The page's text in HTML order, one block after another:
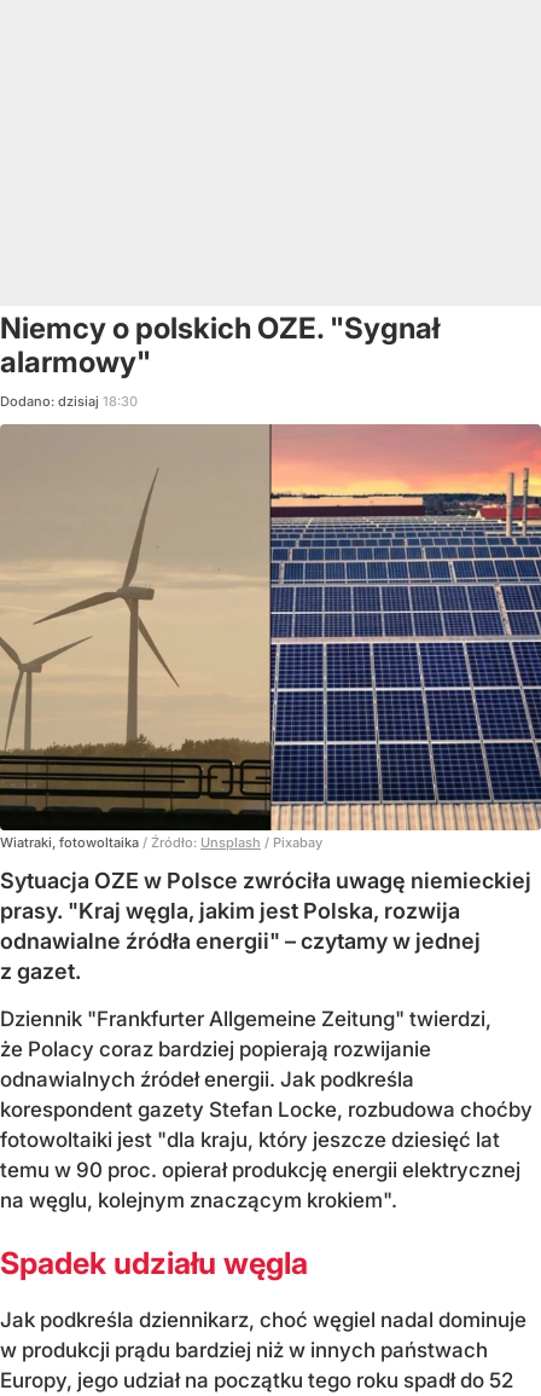
Niemcy o polskich OZE. "Sygnał
alarmowy"
Dodano: dzisiaj 18:30
Wiatraki, fotowoltaika / Źródło: Unsplash / Pixabay
Sytuacja OZE w Polsce zwróciła uwagę niemieckiej
prasy. "Kraj węgla, jakim jest Polska, rozwija
odnawialne źródła energii" – czytamy w jednej
z gazet.
Dziennik "Frankfurter Allgemeine Zeitung" twierdzi,
że Polacy coraz bardziej popierają rozwijanie
odnawialnych źródeł energii. Jak podkreśla
korespondent gazety Stefan Locke, rozbudowa choćby
fotowoltaiki jest "dla kraju, który jeszcze dziesięć lat
temu w 90 proc. opierał produkcję energii elektrycznej
na węglu, kolejnym znaczącym krokiem".
Spadek udziału węgla
Jak podkreśla dziennikarz, choć węgiel nadal dominuje
w produkcji prądu bardziej niż w innych państwach
Europy, jego udział na początku tego roku spadł do 52